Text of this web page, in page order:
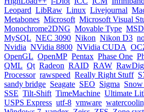
Leopard LibRaw Linux Livejournal
Metabones Microsoft Microsoft Visual
Monochrome2DNG Movable Type MSD
MySQL NEC 3090 Nikon Nikon D3
Nvidia NVidia 8800 NVidia CUDA
OpenGL OpenMP Pentax Phase One
QML Qt Radeon RAID RAW
Processor rawspeed Really Right Stuff
sandy bridge Seagate SEO Sigma
SSE Tilt-Shift TimeMachine Ultimate
USPS Express utf-8 vmware